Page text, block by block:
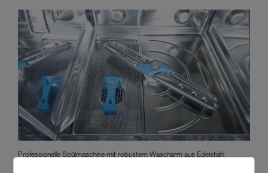
Professionelle Spülmaschine mit robustem Wascharm aus Edelstahl